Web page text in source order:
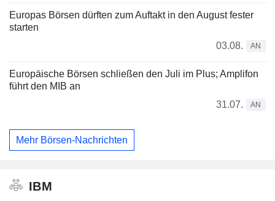
Europas Börsen dürften zum Auftakt in den August fester
starten
03.08.
AN
Europäische Börsen schließen den Juli im Plus; Amplifon
führt den MIB an
31.07.
AN
Mehr Börsen-Nachrichten
IBM